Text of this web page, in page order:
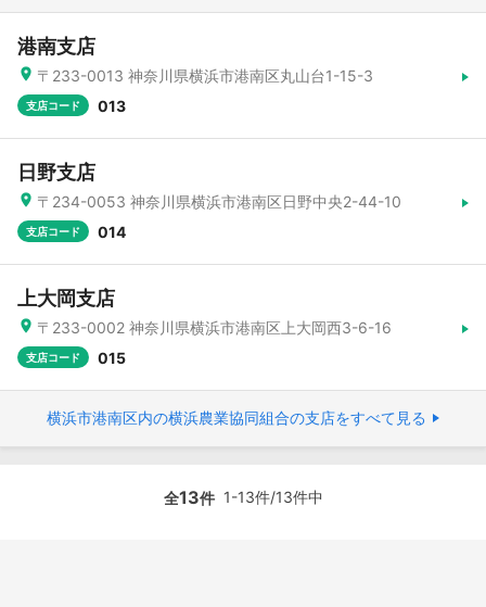
港南支店
〒233-0013 神奈川県横浜市港南区丸山台1-15-3
支店コード 013
日野支店
〒234-0053 神奈川県横浜市港南区日野中央2-44-10
支店コード 014
上大岡支店
〒233-0002 神奈川県横浜市港南区上大岡西3-6-16
支店コード 015
横浜市港南区内の横浜農業協同組合の支店をすべて見る
全13件 1-13件/13件中